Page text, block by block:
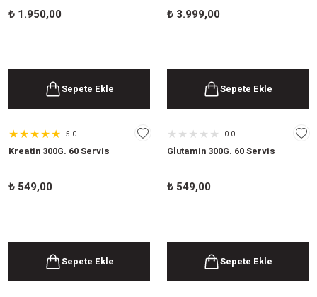
₺ 1.950,00
Sepete Ekle
₺ 3.999,00
Sepete Ekle
5.0
Kreatin 300G. 60 Servis
₺ 549,00
Sepete Ekle
0.0
Glutamin 300G. 60 Servis
₺ 549,00
Sepete Ekle